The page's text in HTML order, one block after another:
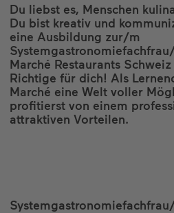
Du liebst es, Menschen
Du bist kreativ und
eine Ausbildung zur/m
Marché Restaurants
Richtige für dich! Als
Marché eine Welt voller
profitierst von einem
attraktiven Vorteilen.